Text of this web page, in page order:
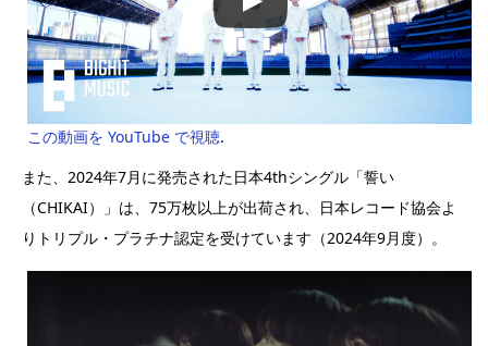
この動画を YouTube で視聴.
また、2024年7月に発売された日本4thシングル「誓い
（CHIKAI）」は、75万枚以上が出荷され、日本レコード協会よ
りトリプル・プラチナ認定を受けています（2024年9月度）。